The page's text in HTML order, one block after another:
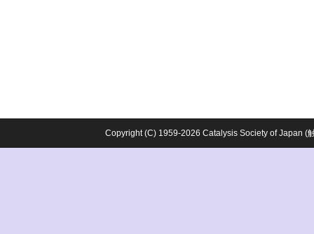
Copyright (C) 1959-2026 Catalysis Society of Japan (